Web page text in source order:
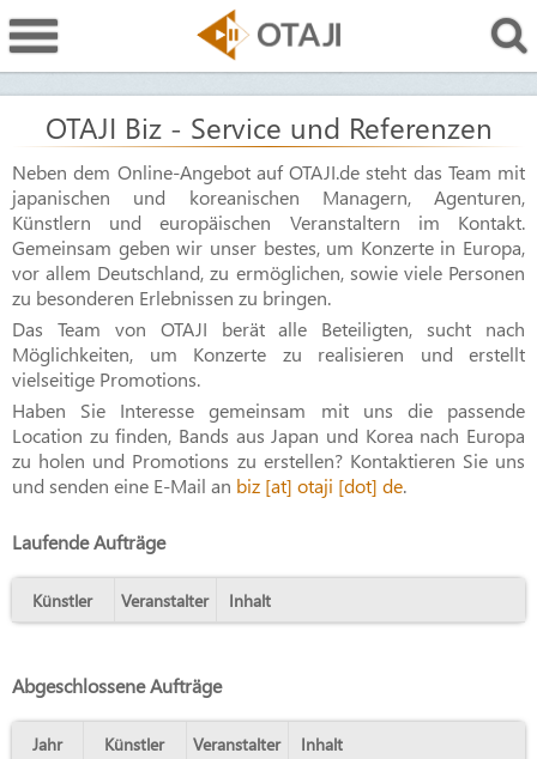
OTAJI Biz - Service und Referenzen
Neben dem Online-Angebot auf OTAJI.de steht das Team mit
japanischen und koreanischen Managern, Agenturen,
Künstlern und europäischen Veranstaltern im Kontakt.
Gemeinsam geben wir unser bestes, um Konzerte in Europa,
vor allem Deutschland, zu ermöglichen, sowie viele Personen
zu besonderen Erlebnissen zu bringen.
Das Team von OTAJI berät alle Beteiligten, sucht nach
Möglichkeiten, um Konzerte zu realisieren und erstellt
vielseitige Promotions.
Haben Sie Interesse gemeinsam mit uns die passende
Location zu finden, Bands aus Japan und Korea nach Europa
zu holen und Promotions zu erstellen? Kontaktieren Sie uns
und senden eine E-Mail an biz [at] otaji [dot] de.
Laufende Aufträge
Künstler Veranstalter Inhalt
Abgeschlossene Aufträge
Jahr Künstler Veranstalter Inhalt